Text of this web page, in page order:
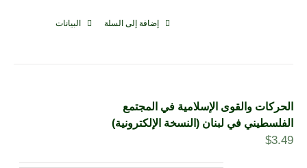
إضافة إلى السلة البيانات
الحركات والقوى الإسلامية في المجتمع
الفلسطيني في لبنان (النسخة الإلكترونية)
$3.49